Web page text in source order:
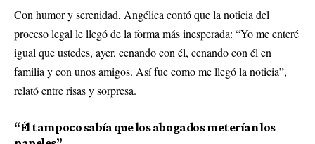
Con humor y serenidad, Angélica contó que la noticia del
proceso legal le llegó de la forma más inesperada: “Yo me enteré
igual que ustedes, ayer, cenando con él, cenando con él en
familia y con unos amigos. Así fue como me llegó la noticia”,
relató entre risas y sorpresa.
“Él tampoco sabía que los abogados meterían los